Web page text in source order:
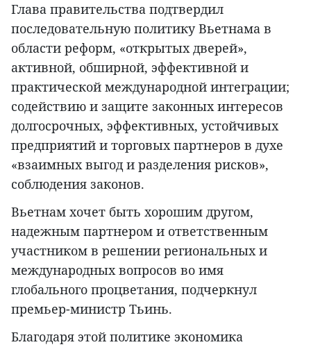
Глава правительства подтвердил
последовательную политику Вьетнама в
области реформ, «открытых дверей»,
активной, обширной, эффективной и
практической международной интеграции;
содействию и защите законных интересов
долгосрочных, эффективных, устойчивых
предприятий и торговых партнеров в духе
«взаимных выгод и разделения рисков»,
соблюдения законов.
Вьетнам хочет быть хорошим другом,
надежным партнером и ответственным
участником в решении региональных и
международных вопросов во имя
глобального процветания, подчеркнул
премьер-министр Тьинь.
Благодаря этой политике экономика